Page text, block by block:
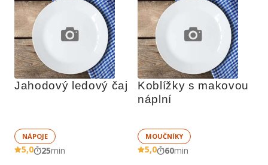
Jahodový ledový čaj
NÁPOJE
5,0 25min
Koblížky s makovou
náplní
MOUČNÍKY
5,0 60min